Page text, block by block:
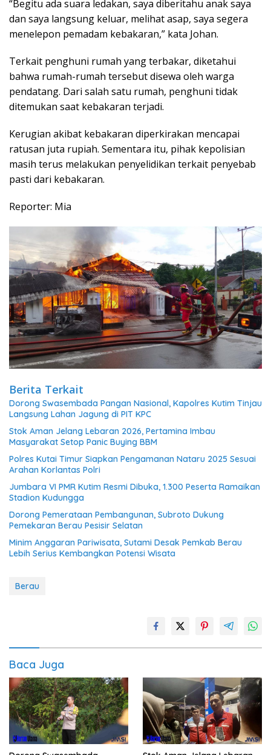
“Begitu ada suara ledakan, saya diberitahu anak saya
dan saya langsung keluar, melihat asap, saya segera
menelepon pemadam kebakaran,” kata Johan.
Terkait penghuni rumah yang terbakar, diketahui
bahwa rumah-rumah tersebut disewa oleh warga
pendatang. Dari salah satu rumah, penghuni tidak
ditemukan saat kebakaran terjadi.
Kerugian akibat kebakaran diperkirakan mencapai
ratusan juta rupiah. Sementara itu, pihak kepolisian
masih terus melakukan penyelidikan terkait penyebab
pasti dari kebakaran.
Reporter: Mia
Berita Terkait
Dorong Swasembada Pangan Nasional, Kapolres Kutim Tinjau
Langsung Lahan Jagung di PIT KPC
Stok Aman Jelang Lebaran 2026, Pertamina Imbau
Masyarakat Setop Panic Buying BBM
Polres Kutai Timur Siapkan Pengamanan Nataru 2025 Sesuai
Arahan Korlantas Polri
Jumbara VI PMR Kutim Resmi Dibuka, 1.300 Peserta Ramaikan
Stadion Kudungga
Dorong Pemerataan Pembangunan, Subroto Dukung
Pemekaran Berau Pesisir Selatan
Minim Anggaran Pariwisata, Sutami Desak Pemkab Berau
Lebih Serius Kembangkan Potensi Wisata
Berau
Baca Juga